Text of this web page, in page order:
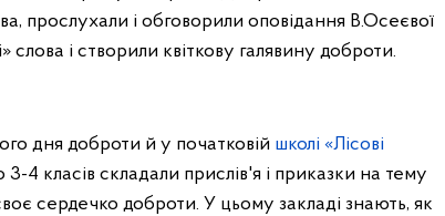
прослухали і обговорили оповідання В.Осеєвої
слова і створили квіткову галявину доброти.
дня доброти й у початковій школі «Лісові
4 класів складали прислів'я і приказки на тему
сердечко доброти. У цьому закладі знають, як